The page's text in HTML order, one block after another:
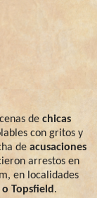
de chicas
con gritos y
de acusaciones
arrestos en
en localidades
Topsfield .